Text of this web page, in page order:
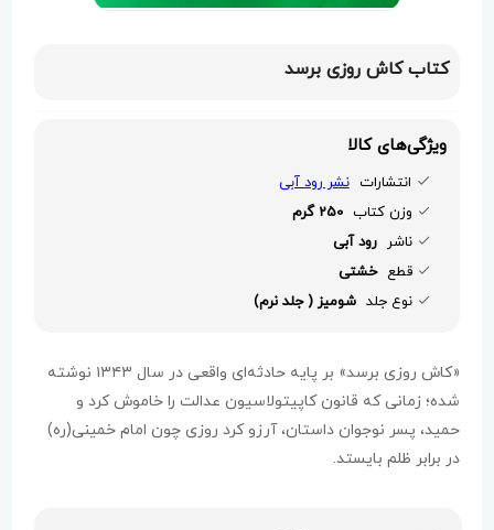
کتاب کاش روزی برسد
ویژگی‌های کالا
انتشارات نشر رود آبی
وزن کتاب 250 گرم
ناشر رود آبی
قطع خشتی
نوع جلد شومیز ( جلد نرم)
«کاش روزی برسد» بر پایه‌ حادثه‌ای واقعی در سال ۱۳۴۳ نوشته
شده؛ زمانی که قانون کاپیتولاسیون عدالت را خاموش کرد و
حمید، پسر نوجوان داستان، آرزو کرد روزی چون امام خمینی(ره)
در برابر ظلم بایستد.